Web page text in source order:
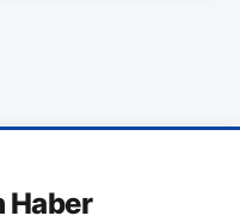
Haber